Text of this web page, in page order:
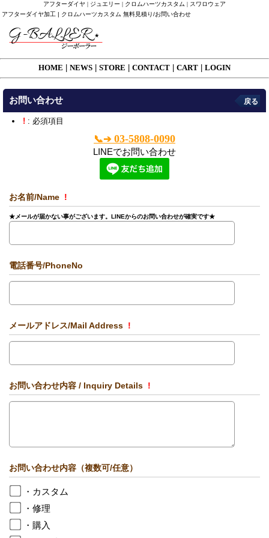
アフターダイヤ | ジュエリー | クロムハーツカスタム | スワロウェア
アフターダイヤ加工 | クロムハーツカスタム 無料見積り/お問い合わせ
HOME NEWS STORE CONTACT CART LOGIN
お問い合わせ 戻る
! : 必須項目
📞➔03-5808-0090
LINEでお問い合わせ
お名前/Name !
★メールが届かない事がございます。LINEからのお問い合わせが確実です★
電話番号/PhoneNo
メールアドレス/Mail Address !
お問い合わせ内容 / Inquiry Details !
お問い合わせ内容（複数可/任意）
・カスタム
・修理
・購入